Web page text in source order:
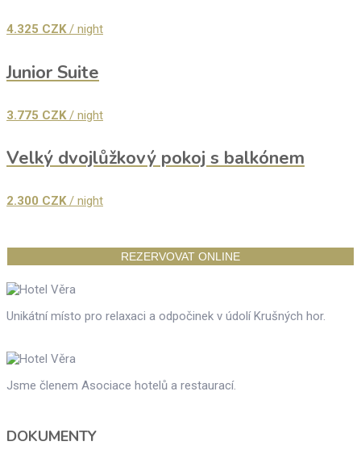
4.325 CZK/ night
Junior Suite
3.775 CZK/ night
Velký dvojlůžkový pokoj s balkónem
2.300 CZK/ night
REZERVOVAT ONLINE
Unikátní místo pro relaxaci a odpočinek v údolí Krušných hor.
Jsme členem Asociace hotelů a restaurací.
DOKUMENTY